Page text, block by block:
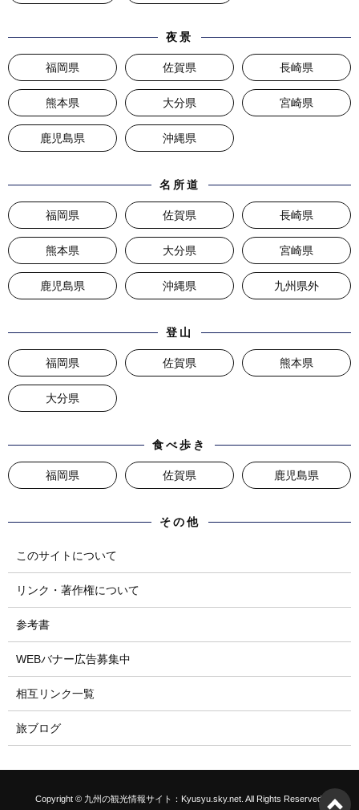
夜景
福岡県 佐賀県 長崎県
熊本県 大分県 宮崎県
鹿児島県 沖縄県
名所道
福岡県 佐賀県 長崎県
熊本県 大分県 宮崎県
鹿児島県 沖縄県 九州県外
登山
福岡県 佐賀県 熊本県
大分県
食べ歩き
福岡県 佐賀県 鹿児島県
その他
このサイトについて
リンク・著作権について
参考書
WEBバナー広告募集中
相互リンク一覧
旅ブログ
Copyright © 九州の観光情報サイト：Kyusyu.sky.net. All Rights Reserved.